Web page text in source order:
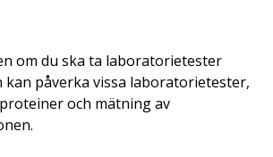
om du ska ta laboratorietester
påverka vissa laboratorietester,
och mätning av